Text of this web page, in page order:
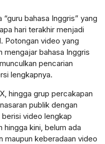
“guru bahasa Inggris” yang
hari terakhir menjadi
Potongan video yang
mengajar bahasa Inggris
pencarian
lengkapnya.
hingga grup percakapan
publik dengan
video lengkap
hingga kini, belum ada
maupun keberadaan video